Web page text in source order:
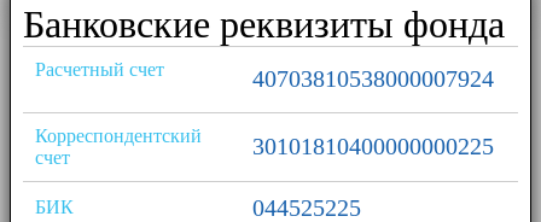
Банковские реквизиты фонда
Расчетный счет 40703810538000007924
Корреспондентский
счет
30101810400000000225
БИК 044525225